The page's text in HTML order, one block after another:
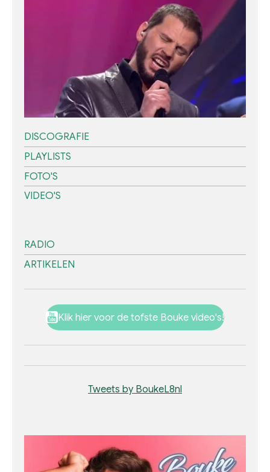
DISCOGRAFIE
PLAYLISTS
FOTO'S
VIDEO'S
RADIO
ARTIKELEN
Klik hier voor de tofste Bouke video's!
Tweets by BoukeL8nl